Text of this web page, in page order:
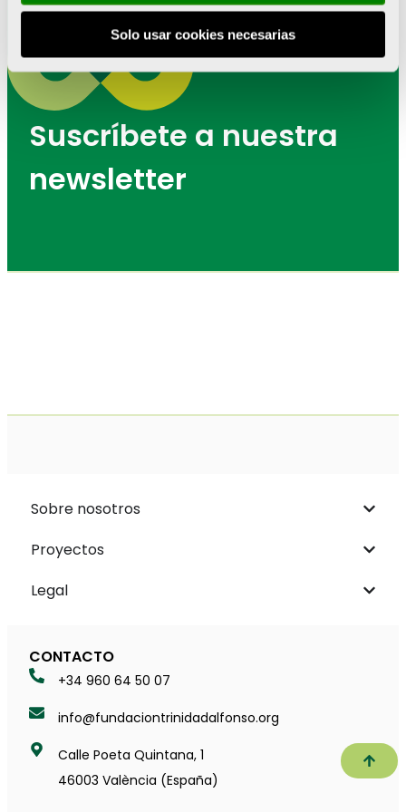
Solo usar cookies necesarias
Suscríbete a nuestra
newsletter
Sobre nosotros
Proyectos
Legal
CONTACTO
+34 960 64 50 07
info@fundaciontrinidadalfonso.org
Calle Poeta Quintana, 1
46003 València (España)